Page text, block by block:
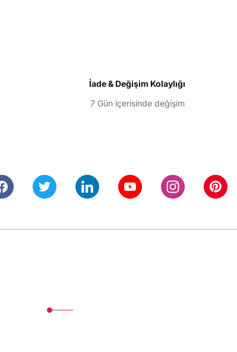
İade & Değişim Kolaylığı
7 Gün içerisinde değişim